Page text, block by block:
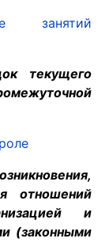
занятий
текущего
отношений
и
(законными